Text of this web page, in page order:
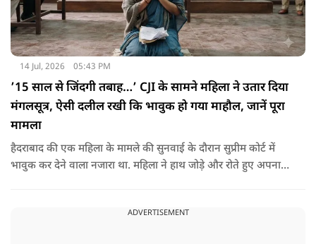
14 Jul, 2026 05:43 PM
’15 साल से जिंदगी तबाह…’ CJI के सामने महिला ने उतार दिया
मंगलसूत्र, ऐसी दलील रखी कि भावुक हो गया माहौल, जानें पूरा
मामला
हैदराबाद की एक महिला के मामले की सुनवाई के दौरान सुप्रीम कोर्ट में
भावुक कर देने वाला नजारा था. महिला ने हाथ जोड़े और रोते हुए अपना
ADVERTISEMENT